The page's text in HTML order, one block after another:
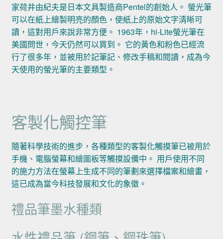
家荷井由紀夫是日本文具製造商Pentel的創始人。 螢光筆
可以在紙上繪製明亮的顏色，使紙上的原始文字清晰可
讀，這對用戶來說非常方便。 1963年，hi-Lite螢光筆在
美國問世，今天仍然可以買到。 它的黃色和粉色已經流
行了很多年，並被用於記筆記、修改手稿和閱讀，成為今
天使用的螢光筆的主要類型。
客製化觸控筆
隨著科學技術的進步，各種類型的客製化觸摸筆已被用於
手機、電腦螢幕和繪圖板等觸摸設備中。 用戶使用不同
的施力方法在螢幕上生成不同的筆劃來選擇檔案和繪畫，
這已成為當今科技發展和文化的象徵。
禮品筆墨水種類